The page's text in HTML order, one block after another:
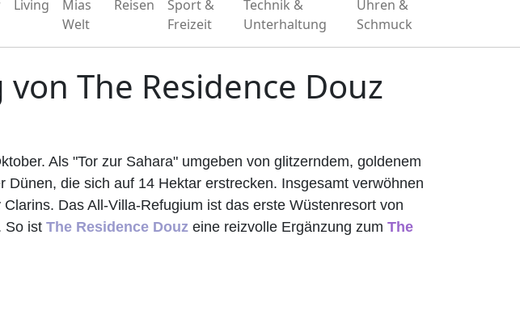
Living
Mias
Welt
Reisen
Sport &
Freizeit
Technik &
Unterhaltung
Uhren &
Schmuck
The Residence Douz
Als "Tor zur Sahara" umgeben von glitzerndem, goldenem
die sich auf 14 Hektar erstrecken. Insgesamt verwöhnen
Das All-Villa-Refugium ist das erste Wüstenresort von
So ist The Residence Douz eine reizvolle Ergänzung zum The